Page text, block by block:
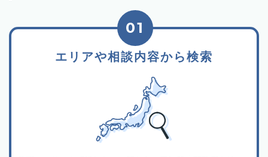
エリアや相談内容から検索
01